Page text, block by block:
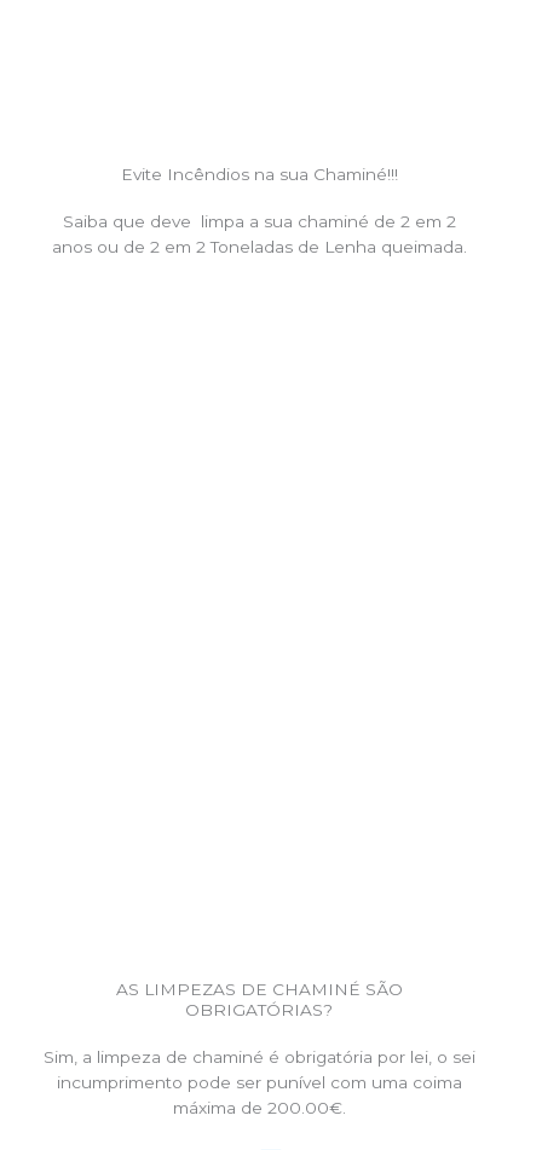
Evite Incêndios na sua Chaminé!!!
Saiba que deve limpa a sua chaminé de 2 em 2
anos ou de 2 em 2 Toneladas de Lenha queimada.
AS LIMPEZAS DE CHAMINÉ SÃO
OBRIGATÓRIAS?
Sim, a limpeza de chaminé é obrigatória por lei, o sei
incumprimento pode ser punível com uma coima
máxima de 200.00€.